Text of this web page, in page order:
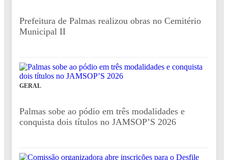
Prefeitura de Palmas realizou obras no Cemitério
Municipal II
GERAL
Palmas sobe ao pódio em três modalidades e
conquista dois títulos no JAMSOP’S 2026